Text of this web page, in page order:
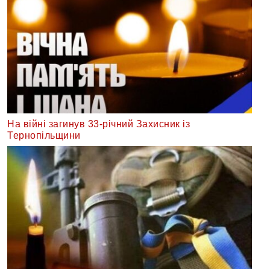
На війні загинув 33-річний Захисник із
Тернопільщини